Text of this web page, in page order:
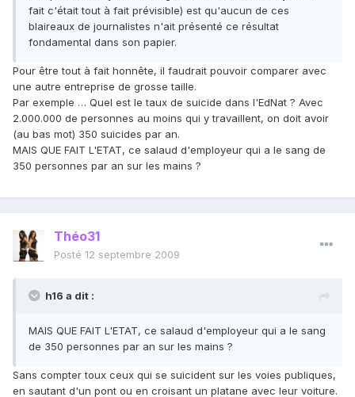
fait c'était tout à fait prévisible) est qu'aucun de ces
blaireaux de journalistes n'ait présenté ce résultat
fondamental dans son papier.
Pour être tout à fait honnête, il faudrait pouvoir comparer avec
une autre entreprise de grosse taille.
Par exemple … Quel est le taux de suicide dans l'EdNat ? Avec
2.000.000 de personnes au moins qui y travaillent, on doit avoir
(au bas mot) 350 suicides par an.
MAIS QUE FAIT L'ETAT, ce salaud d'employeur qui a le sang de
350 personnes par an sur les mains ?
Théo31
Posté 12 septembre 2009
h16 a dit :
MAIS QUE FAIT L'ETAT, ce salaud d'employeur qui a le sang
de 350 personnes par an sur les mains ?
Sans compter toux ceux qui se suicident sur les voies publiques,
en sautant d'un pont ou en croisant un platane avec leur voiture.